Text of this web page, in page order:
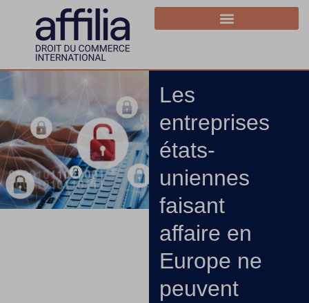
Les
entreprises
états-
uniennes
faisant
affaire en
Europe ne
peuvent